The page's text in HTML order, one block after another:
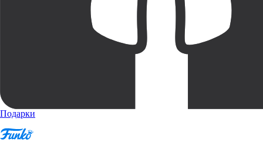
Подарки